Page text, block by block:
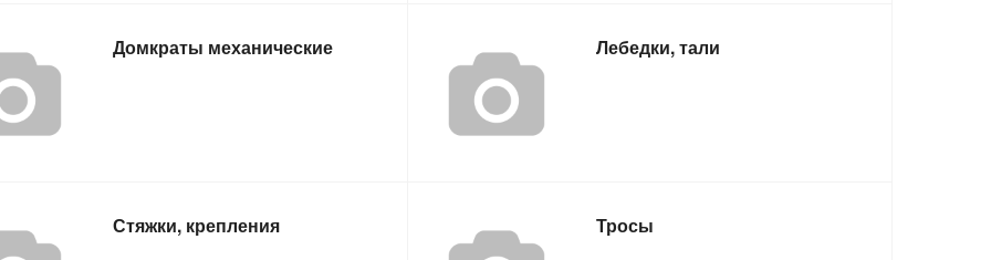
Домкраты механические Лебедки, тали
Стяжки, крепления Тросы